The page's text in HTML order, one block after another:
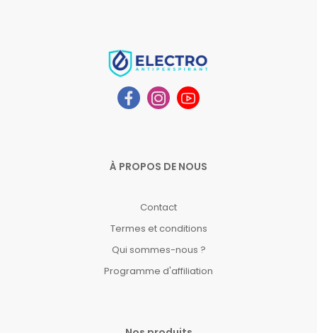
À PROPOS DE NOUS
Contact
Termes et conditions
Qui sommes-nous ?
Programme d'affiliation